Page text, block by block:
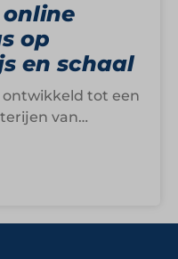
op
en schaal
tot een
van
van meer